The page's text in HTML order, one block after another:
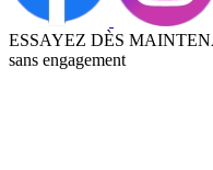
ESSAYEZ DÈS
sans engagement